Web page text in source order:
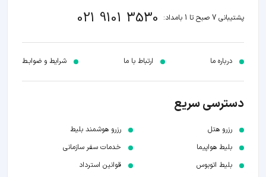
پشتیبانی 7 صبح تا 1 بامداد: 021 9101 3530
درباره ما ارتباط با ما شرایط و ضوابـط
دسترسی سریع
رزرو هتل
بلیط هواپیما
بلیط اتوبوس
رزرو هوشمند بلیط
خدمات سفر سازمانی
قوانین استرداد